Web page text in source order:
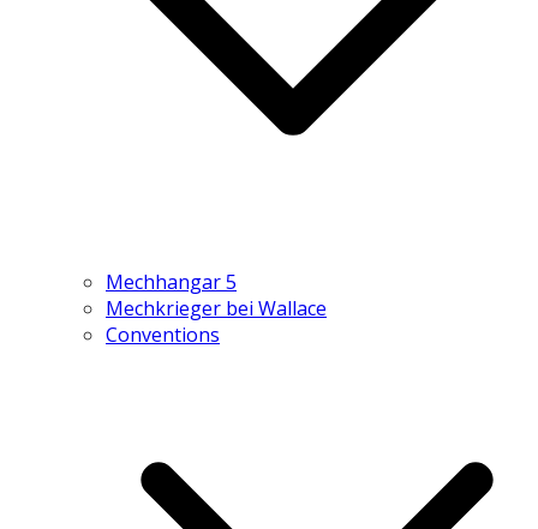
Mechhangar 5
Mechkrieger bei Wallace
Conventions